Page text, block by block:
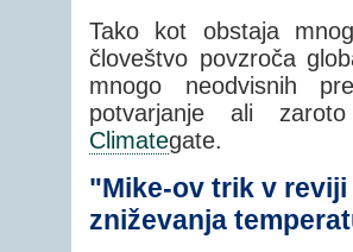
Tako kot obstaja
človeštvo povzroča
mnogo neodvisnih
potvarjanje ali
Climategate.
"Mike-ov trik v
zniževanja